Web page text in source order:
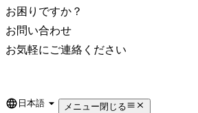
お困りですか？
お問い合わせ
お気軽にご連絡ください
Language
日本語 メニュー閉じる